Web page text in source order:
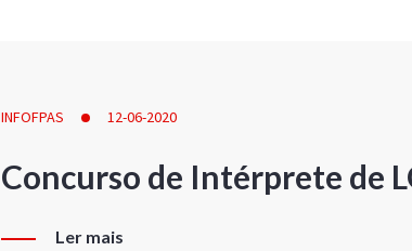
INFOFPAS 12-06-2020
Concurso de Intérprete de
Ler mais